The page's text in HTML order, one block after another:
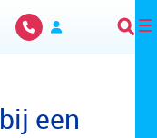
een